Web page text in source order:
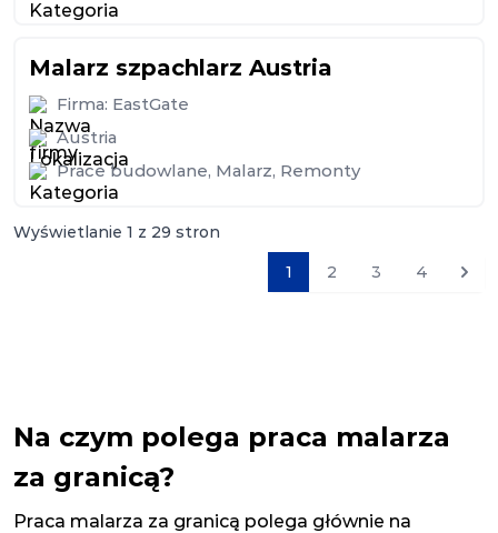
Malarz szpachlarz Austria
Firma: EastGate
Austria
Prace budowlane, Malarz, Remonty
Wyświetlanie 1 z 29 stron
1
2 3 4
Na czym polega praca malarza
za granicą?
Praca malarza za granicą polega głównie na